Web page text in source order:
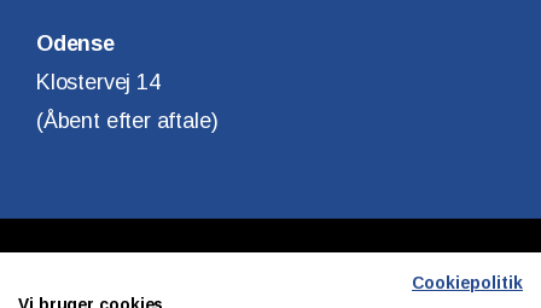
Odense
Klostervej 14
(Åbent efter aftale)
Cookiepolitik